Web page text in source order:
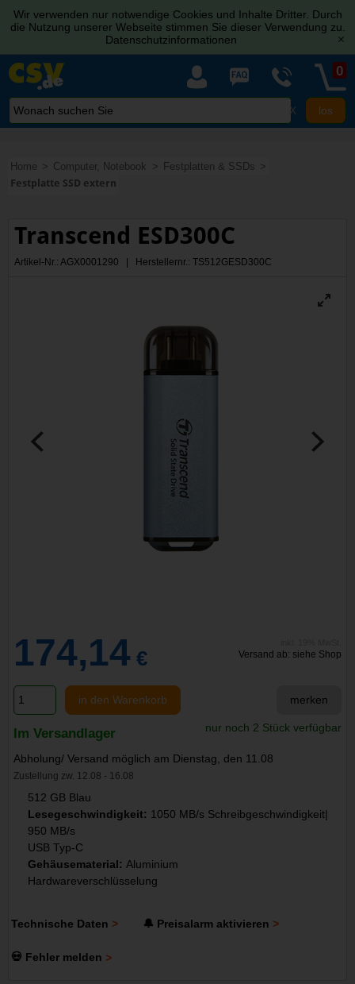
Wir verwenden nur notwendige Cookies und Inhalte Dritter. Durch
die Nutzung unserer Webseite stimmen Sie dieser Verwendung zu.
Datenschutzinformationen
[x]
X
0
Home Computer, Notebook
Festplatten & SSDs
Festplatte SSD extern
Transcend ESD300C
Artikel-Nr.: AGX0001290 | Herstellernr.: TS512GESD300C
174,14 € Versand ab: siehe Shop
in den Warenkorb merken
Im Versandlager nur noch 2 Stück verfügbar
Abholung/ Versand möglich am Dienstag, den 11.08
Zustellung zw. 12.08 - 16.08
512 GB Blau
Lesegeschwindigkeit: 1050 MB/s Schreibgeschwindigkeit|
950 MB/s
USB Typ-C
Gehäusematerial: Aluminium
Hardwareverschlüsselung
Technische Daten 🔔 Preisalarm aktivieren
💀 Fehler melden